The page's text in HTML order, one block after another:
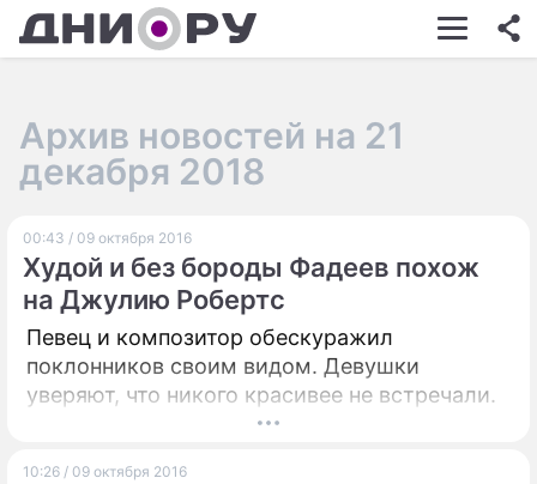
ШОУ-БИЗНЕС
КИНО
ПРОИСШЕСТВИЯ
СОННИК
Архив новостей на 21
декабря 2018
00:43 / 09 октября 2016
Худой и без бороды Фадеев похож
на Джулию Робертс
Певец и композитор обескуражил
поклонников своим видом. Девушки
уверяют, что никого красивее не встречали.
10:26 / 09 октября 2016